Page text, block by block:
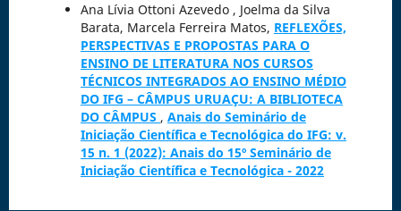
Ana Lívia Ottoni Azevedo , Joelma da Silva
Barata, Marcela Ferreira Matos, REFLEXÕES,
PERSPECTIVAS E PROPOSTAS PARA O
ENSINO DE LITERATURA NOS CURSOS
TÉCNICOS INTEGRADOS AO ENSINO MÉDIO
DO IFG – CÂMPUS URUAÇU: A BIBLIOTECA
DO CÂMPUS , Anais do Seminário de
Iniciação Científica e Tecnológica do IFG: v.
15 n. 1 (2022): Anais do 15º Seminário de
Iniciação Científica e Tecnológica - 2022